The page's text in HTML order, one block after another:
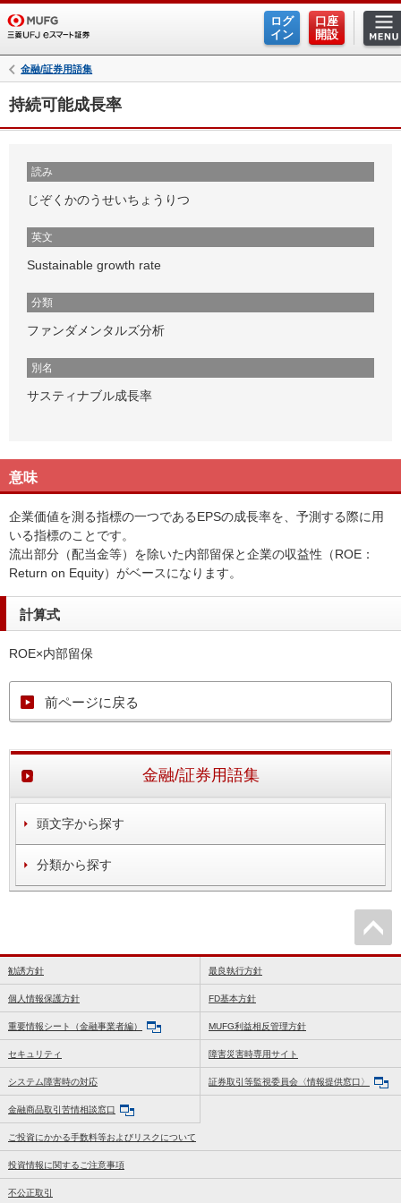
ログ
イン
口座
開設
金融/証券用語集
持続可能成長率
読み
じぞくかのうせいちょうりつ
英文
Sustainable growth rate
分類
ファンダメンタルズ分析
別名
サスティナブル成長率
意味
企業価値を測る指標の一つであるEPSの成長率を、予測する際に用
いる指標のことです。
流出部分（配当金等）を除いた内部留保と企業の収益性（ROE：
Return on Equity）がベースになります。
計算式
ROE×内部留保
前ページに戻る
金融/証券用語集
頭文字から探す
分類から探す
勧誘方針 最良執行方針
個人情報保護方針 FD基本方針
重要情報シート（金融事業者編） MUFG利益相反管理方針
セキュリティ 障害災害時専用サイト
システム障害時の対応 証券取引等監視委員会〈情報提供窓口〉
金融商品取引苦情相談窓口
ご投資にかかる手数料等およびリスクについて
投資情報に関するご注意事項
不公正取引